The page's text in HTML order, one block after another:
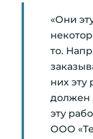
«Они
то.
них эту
должен
эту
ООО